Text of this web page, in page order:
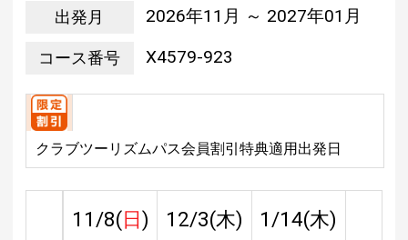
出発月 2026年11月 ～ 2027年01月
コース番号 X4579-923
クラブツーリズムパス会員割引特典適用出発日
11/8(日)
12/3(木)
1/14(木)